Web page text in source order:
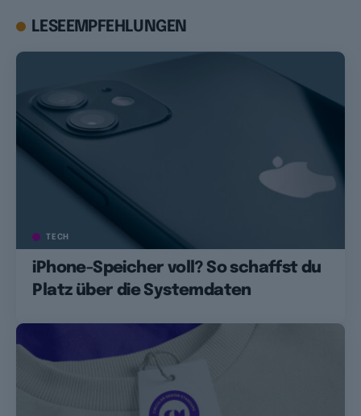
LESEEMPFEHLUNGEN
TECH
iPhone-Speicher voll? So schaffst du
Platz über die Systemdaten